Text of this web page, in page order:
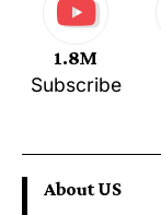
1.8M
Subscribe
About US